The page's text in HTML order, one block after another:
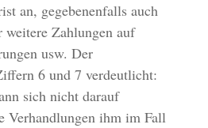
an, gegebenenfalls auch
weitere Zahlungen auf
usw. Der
6 und 7 verdeutlicht:
sich nicht darauf
Verhandlungen ihm im Fall